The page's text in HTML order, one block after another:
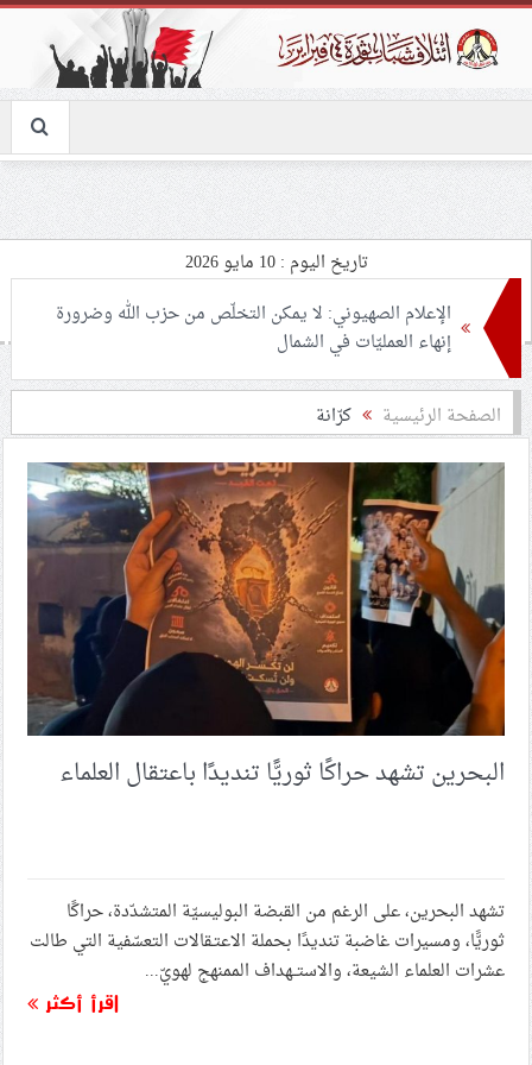
تاريخ اليوم : 10 مايو 2026
الإعلام الصهيوني: لا يمكن التخلّص من حزب الله وضرورة
إنهاء العمليّات في الشمال
عضو في البرلمان الأوروبيّ يدعو إلى إجراء تحقيق في
جريمة قصف مدرسة الأطفال في إيران
حدث الأسبوع (الجمعة – 8 مايو 2025): محمد بن زايد
والجناح الصهيوني في الخليج.. آل خليفة وورقة الموت
الأخيرة
بيان: النظام الخليفيّ يعلن حربًا صريحة على الطائفة الشيعيّة
في البحرين
تقرير | حملة اقتلاع الهوية.. مداهمات واعتقالات تطال علماء
الطائفة الشيعية
الفنان المصري عمر واكد يهاجم البحرين والإمارات: “ينتحران
إعلاميًا” ويتهم حاكم البحرين بـ”الخيانة”
الشيخ سعيد المادح يندد بـ”السلطة المغتصبة”: البحرين
الصفحة الرئيسية كرّانة
البحرين تشهد حراكًا ثوريًّا تنديدًا باعتقال العلماء
تشهد البحرين، على الرغم من القبضة البوليسيّة المتشدّدة، حراكًا
ثوريًّا، ومسيرات غاضبة تنديدًا بحملة الاعتـقالات التعسّفية التي طالت
عشرات العلماء الشيعة، والاستــهداف الممنهج لهويّ...
اقرأ أكثر